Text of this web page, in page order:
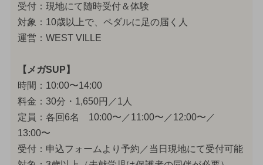
受付：現地にて随時受付＆体験
対象：10歳以上で、ペダルに足の届く人
運営：WEST VILLE
【メガSUP】
時間：10:00〜14:00
料金：30分・1,650円／1人
定員：各回6名 10:00〜／11:00〜／12:00〜／
13:00〜
受付：申込フォームより予約／当日現地にて受付可能